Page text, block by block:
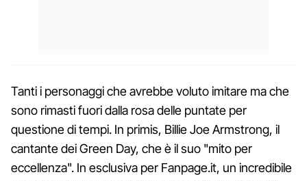
Tanti i personaggi che avrebbe voluto imitare ma che
sono rimasti fuori dalla rosa delle puntate per
questione di tempi. In primis, Billie Joe Armstrong, il
cantante dei Green Day, che è il suo "mito per
eccellenza". In esclusiva per Fanpage.it, un incredibile